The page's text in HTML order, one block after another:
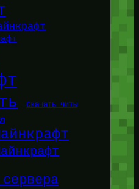
Скачать читы